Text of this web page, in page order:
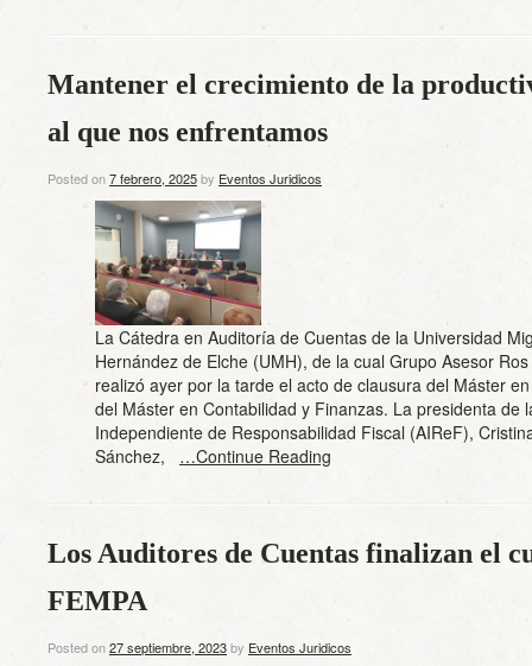
Mantener el crecimiento de la
al que nos enfrentamos
Posted on7 febrero, 2025by Eventos Juridicos
La Cátedra en Auditoría de Cuentas de la Universidad
Hernández de Elche (UMH), de la cual Grupo Asesor
realizó ayer por la tarde el acto de clausura del Máster
del Máster en Contabilidad y Finanzas. La presidenta de
Independiente de Responsabilidad Fiscal (AIReF),
Sánchez, …Continue Reading
Los Auditores de Cuentas finalizan el
FEMPA
Posted on27 septiembre, 2023by Eventos Juridicos